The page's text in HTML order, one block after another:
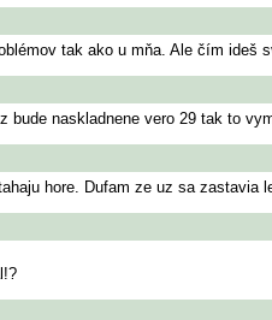
tak ako u mňa. Ale čím ideš
naskladnene vero 29 tak to
hore. Dufam ze uz sa